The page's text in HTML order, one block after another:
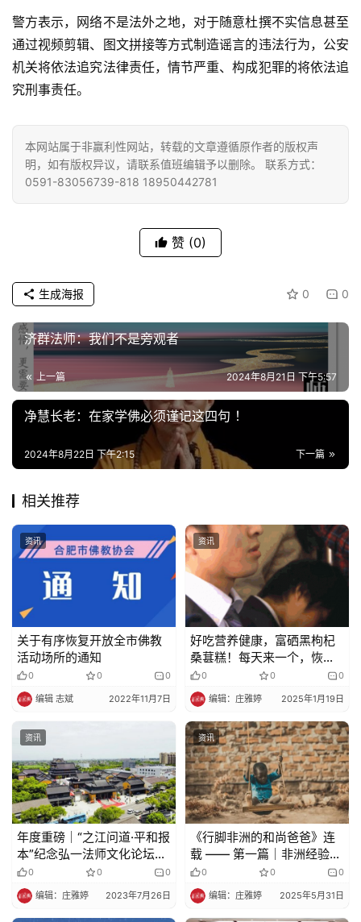
乐
菩
提
专
公
益
慈
教
人
物
寺
院
巡
礼
视
纪
录
教
艺
术
政
策
法
规
免
责
声
明
登录
警方表示，网络不是法外之地，对于随意杜撰不实信息甚至
通过视频剪辑、图文拼接等方式制造谣言的违法行为，公安
机关将依法追究法律责任，情节严重、构成犯罪的将依法追
究刑事责任。
本网站属于非赢利性网站，转载的文章遵循原作者的版权声
明，如有版权异议，请联系值班编辑予以删除。 联系方式：
0591-83056739-818 18950442781
赞 (0)
0 0
生成海报
济群法师：我们不是旁观者
上一篇 2024年8月21日 下午5:57
净慧长老：在家学佛必须谨记这四句 ！
下一篇
2024年8月22日 下午2:15
相关推荐
资讯
关于有序恢复开放全市佛教
活动场所的通知
0 0 0
编辑 志斌 2022年11月7日
资讯
好吃营养健康，富硒黑枸杞
桑葚糕！每天来一个，恢复
肾动力！
0 0 0
编辑：庄雅婷 2025年1月19日
资讯
年度重磅｜“之江问道·平和报
本”纪念弘一法师文化论坛在
嘉兴平湖召开
0 0 0
编辑：庄雅婷 2023年7月26日
资讯
《行脚非洲的和尚爸爸》连
载 —— 第一篇｜非洲经验：
不知苦为何物的孩子
0 0 0
编辑：庄雅婷 2025年5月31日